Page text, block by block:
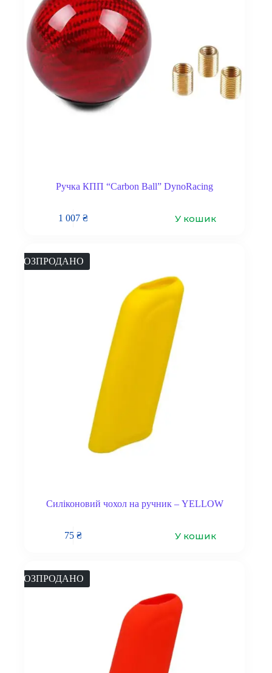
Ручка КПП “Carbon Ball” DynoRacing
1 007₴ У кошик
РОЗПРОДАНО
Силіконовий чохол на ручник – YELLOW
75₴ У кошик
РОЗПРОДАНО